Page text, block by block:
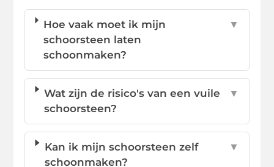
Hoe vaak moet ik mijn
schoorsteen laten
schoonmaken?
▼
Wat zijn de risico's van een vuile
schoorsteen?
▼
Kan ik mijn schoorsteen zelf
schoonmaken?
▼